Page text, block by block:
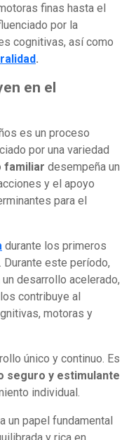
finas hasta el
por la
cognitivas, así como
.
en el
es un proceso
por una variedad
familiar desempeña un
y el apoyo
para el
durante los primeros
este período,
desarrollo acelerado,
contribuye al
motoras y
único y continuo. Es
seguro y estimulante
individual.
un papel fundamental